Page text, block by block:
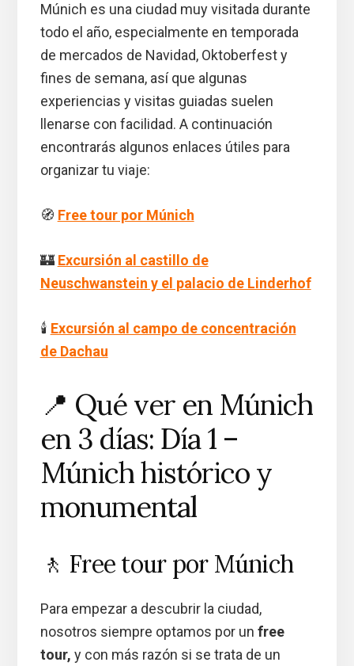
Múnich es una ciudad muy visitada durante
todo el año, especialmente en temporada
de mercados de Navidad, Oktoberfest y
fines de semana, así que algunas
experiencias y visitas guiadas suelen
llenarse con facilidad. A continuación
encontrarás algunos enlaces útiles para
organizar tu viaje:
🧭 Free tour por Múnich
🏰 Excursión al castillo de
Neuschwanstein y el palacio de Linderhof
🕯️ Excursión al campo de concentración
de Dachau
📍 Qué ver en Múnich
en 3 días: Día 1 –
Múnich histórico y
monumental
🚶 Free tour por Múnich
Para empezar a descubrir la ciudad,
nosotros siempre optamos por un free
tour, y con más razón si se trata de un